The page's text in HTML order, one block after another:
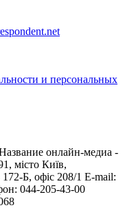
и персональных
онлайн-медиа -
місто Київ,
Б, офіс 208/1 E-mail:
044-205-43-00